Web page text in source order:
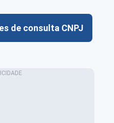
de consulta CNPJ